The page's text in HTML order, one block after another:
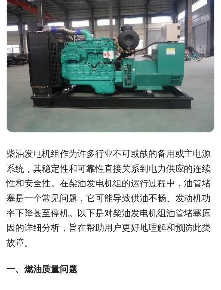
柴油发电机组作为许多行业不可或缺的备用或主电源
系统，其稳定性和可靠性直接关系到电力供应的连续
性和安全性。在柴油发电机组的运行过程中，油管堵
塞是一个常见问题，它可能导致供油不畅、发动机功
率下降甚至停机。以下是对柴油发电机组油管堵塞原
因的详细分析，旨在帮助用户更好地理解和预防此类
故障。
一、燃油质量问题